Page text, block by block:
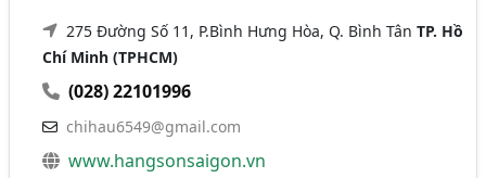
275 Đường Số 11, P.Bình Hưng Hòa, Q. Bình TânTP. Hồ
Chí Minh (TPHCM)
(028) 22101996
chihau6549@gmail.com
www.hangsonsaigon.vn